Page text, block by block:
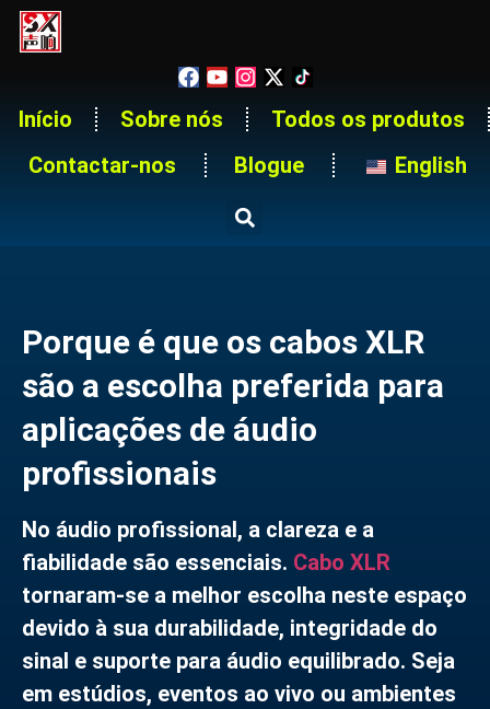
Início Sobre nós
Todos os produtos
Contactar-nos
Blogue English
Porque é que os cabos XLR
são a escolha preferida para
aplicações de áudio
profissionais
No áudio profissional, a clareza e a
fiabilidade são essenciais. Cabo XLR
tornaram-se a melhor escolha neste espaço
devido à sua durabilidade, integridade do
sinal e suporte para áudio equilibrado. Seja
em estúdios, eventos ao vivo ou ambientes